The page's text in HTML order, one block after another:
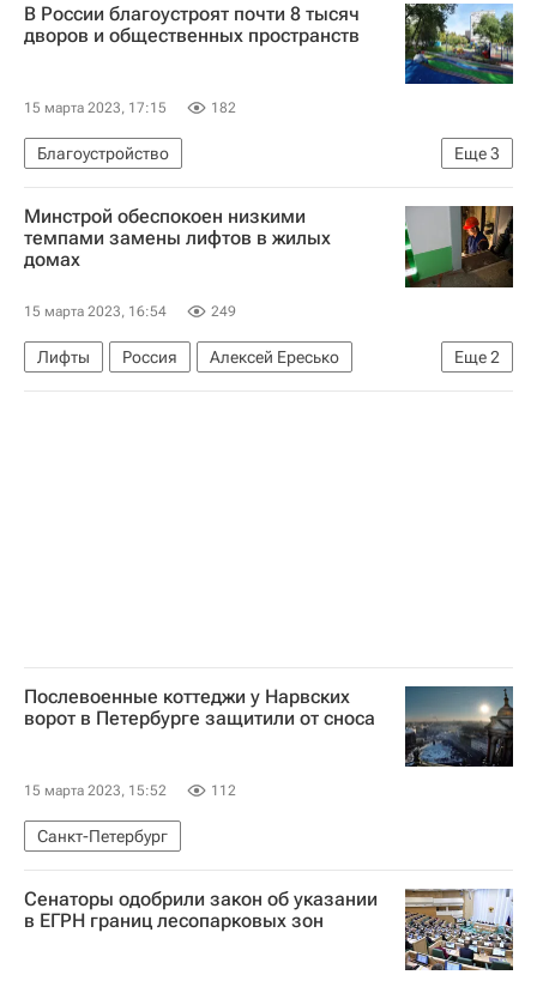
Краснознаменск
Андрей Воробьев
В России благоустроят почти 8 тысяч
дворов и общественных пространств
15 марта 2023, 17:15 182
Еще3
Благоустройство
Министерство строительства и жилищно-коммунального хозяйства РФ (Минстрой России)
Марат Хуснуллин
Россия
Минстрой обеспокоен низкими
темпами замены лифтов в жилых
домах
15 марта 2023, 16:54 249
Еще2
Лифты Россия
Алексей Ересько
Министерство строительства и жилищно-коммунального хозяйства РФ (Минстрой России)
Послевоенные коттеджи у Нарвских
ворот в Петербурге защитили от сноса
15 марта 2023, 15:52 112
Санкт-Петербург
Сенаторы одобрили закон об указании
в ЕГРН границ лесопарковых зон